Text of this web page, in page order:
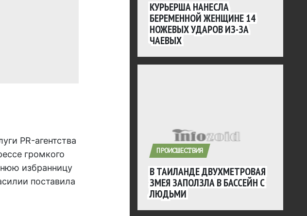
PR-агентства
громкого
избранницу
поставила
КУРЬЕРША НАНЕСЛА
БЕРЕМЕННОЙ ЖЕНЩИНЕ 14
НОЖЕВЫХ УДАРОВ ИЗ-ЗА
ЧАЕВЫХ
ПРОИСШЕСТВИЯ
В ТАИЛАНДЕ ДВУХМЕТРОВАЯ
ЗМЕЯ ЗАПОЛЗЛА В БАССЕЙН С
ЛЮДЬМИ